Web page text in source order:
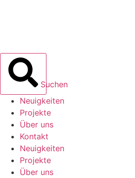
Suchen
Neuigkeiten
Projekte
Über uns
Kontakt
Neuigkeiten
Projekte
Über uns